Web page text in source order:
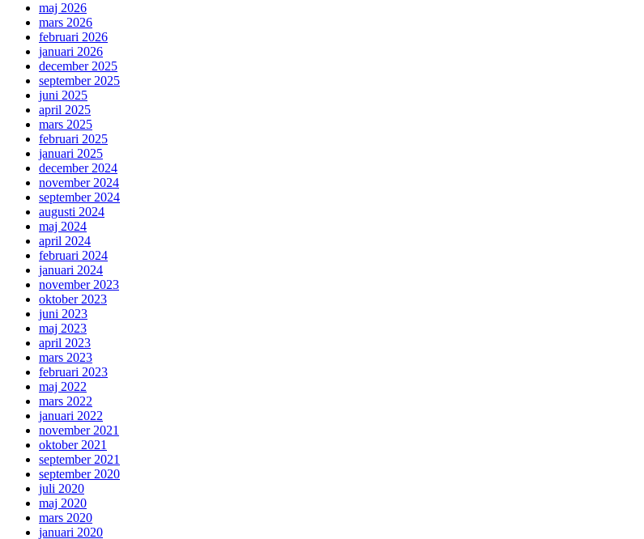
maj 2026
mars 2026
februari 2026
januari 2026
december 2025
september 2025
juni 2025
april 2025
mars 2025
februari 2025
januari 2025
december 2024
november 2024
september 2024
augusti 2024
maj 2024
april 2024
februari 2024
januari 2024
november 2023
oktober 2023
juni 2023
maj 2023
april 2023
mars 2023
februari 2023
maj 2022
mars 2022
januari 2022
november 2021
oktober 2021
september 2021
september 2020
juli 2020
maj 2020
mars 2020
januari 2020